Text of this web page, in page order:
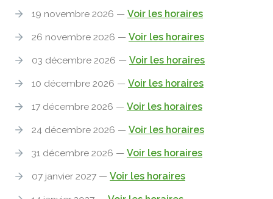
19 novembre 2026 — Voir les horaires
26 novembre 2026 — Voir les horaires
03 décembre 2026 — Voir les horaires
10 décembre 2026 — Voir les horaires
17 décembre 2026 — Voir les horaires
24 décembre 2026 — Voir les horaires
31 décembre 2026 — Voir les horaires
07 janvier 2027 — Voir les horaires